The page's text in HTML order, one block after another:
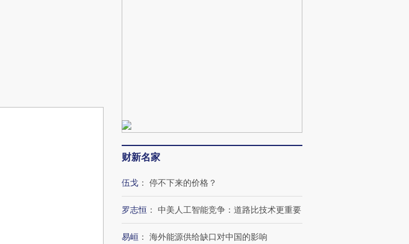
财新名家
伍戈 ： 停不下来的价格？
罗志恒 ： 中美人工智能竞争：道路比技术更重要
易峘 ： 海外能源供给缺口对中国的影响